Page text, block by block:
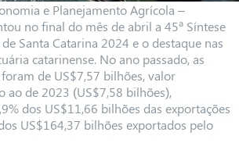
e Planejamento Agrícola –
no final do mês de abril a 45ª Síntese
Santa Catarina 2024 e o destaque nas
catarinense. No ano passado, as
de US$7,57 bilhões, valor
ao de 2023 (US$7,58 bilhões),
dos US$11,66 bilhões das exportações
US$164,37 bilhões exportados pelo